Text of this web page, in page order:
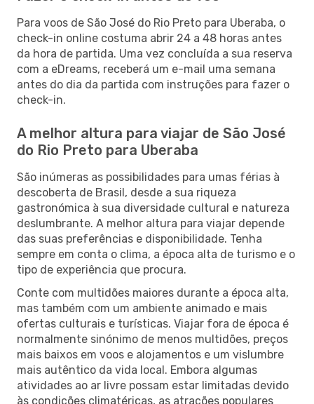
Para voos de São José do Rio Preto para Uberaba, o
check-in online costuma abrir 24 a 48 horas antes
da hora de partida. Uma vez concluída a sua reserva
com a eDreams, receberá um e-mail uma semana
antes do dia da partida com instruções para fazer o
check-in.
A melhor altura para viajar de São José
do Rio Preto para Uberaba
São inúmeras as possibilidades para umas férias à
descoberta de Brasil, desde a sua riqueza
gastronómica à sua diversidade cultural e natureza
deslumbrante. A melhor altura para viajar depende
das suas preferências e disponibilidade. Tenha
sempre em conta o clima, a época alta de turismo e o
tipo de experiência que procura.
Conte com multidões maiores durante a época alta,
mas também com um ambiente animado e mais
ofertas culturais e turísticas. Viajar fora de época é
normalmente sinónimo de menos multidões, preços
mais baixos em voos e alojamentos e um vislumbre
mais autêntico da vida local. Embora algumas
atividades ao ar livre possam estar limitadas devido
às condições climatéricas, as atrações populares